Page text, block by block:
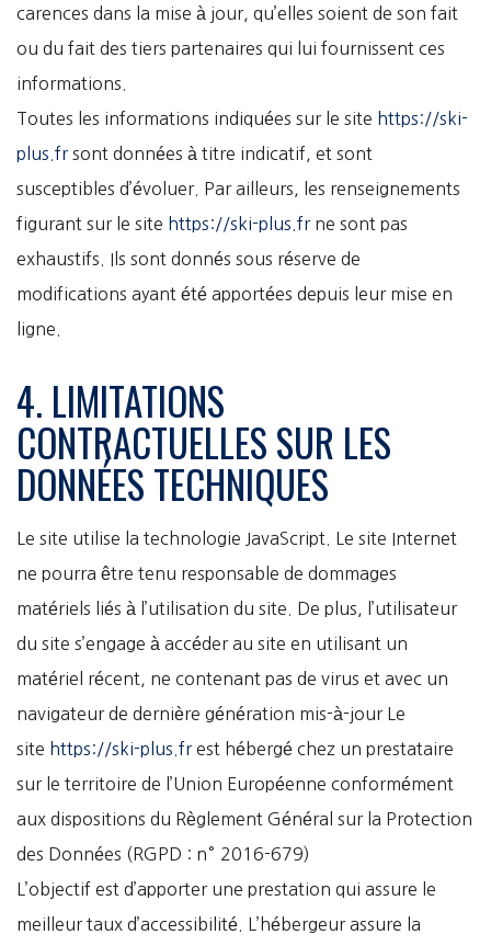
carences dans la mise à jour, qu’elles soient de son fait
ou du fait des tiers partenaires qui lui fournissent ces
informations.
Toutes les informations indiquées sur le site https://ski-
plus.frsont données à titre indicatif, et sont
susceptibles d’évoluer. Par ailleurs, les renseignements
figurant sur le site https://ski-plus.frne sont pas
exhaustifs. Ils sont donnés sous réserve de
modifications ayant été apportées depuis leur mise en
ligne.
4. LIMITATIONS
CONTRACTUELLES SUR LES
DONNÉES TECHNIQUES
Le site utilise la technologie JavaScript. Le site Internet
ne pourra être tenu responsable de dommages
matériels liés à l’utilisation du site. De plus, l’utilisateur
du site s’engage à accéder au site en utilisant un
matériel récent, ne contenant pas de virus et avec un
navigateur de dernière génération mis-à-jour Le
site https://ski-plus.frest hébergé chez un prestataire
sur le territoire de l’Union Européenne conformément
aux dispositions du Règlement Général sur la Protection
des Données (RGPD : n° 2016-679)
L’objectif est d’apporter une prestation qui assure le
meilleur taux d’accessibilité. L’hébergeur assure la